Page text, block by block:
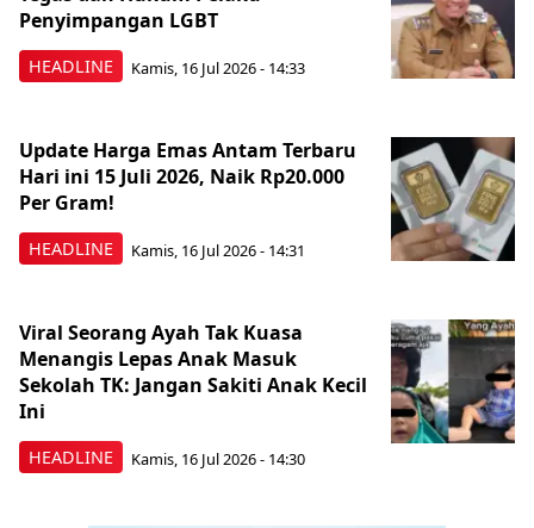
HEADLINE
Penyimpangan LGBT
Kamis, 16 Jul 2026 - 14:33
HEADLINE
Update Harga Emas Antam Terbaru
Hari ini 15 Juli 2026, Naik Rp20.000
Per Gram!
Kamis, 16 Jul 2026 - 14:31
HEADLINE
Viral Seorang Ayah Tak Kuasa
Menangis Lepas Anak Masuk
Sekolah TK: Jangan Sakiti Anak Kecil
Ini
Kamis, 16 Jul 2026 - 14:30